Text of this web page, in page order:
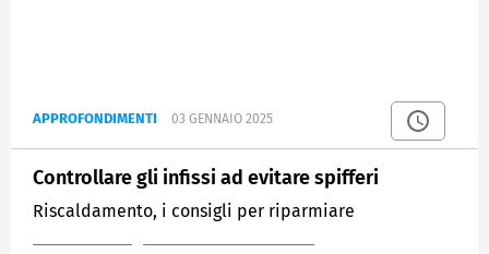
APPROFONDIMENTI 03 GENNAIO 2025
Controllare gli infissi ad evitare spifferi
Riscaldamento, i consigli per riparmiare